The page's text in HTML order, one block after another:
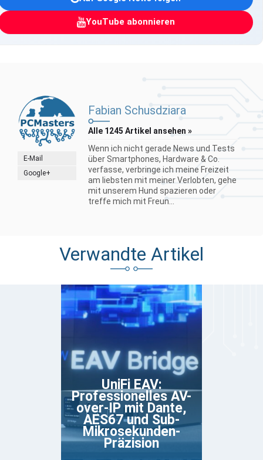
YouTube abonnieren
E-Mail
Google+
Fabian Schusdziara
Alle 1245 Artikel ansehen »
Wenn ich nicht gerade News und Tests
über Smartphones, Hardware & Co.
verfasse, verbringe ich meine Freizeit
am liebsten mit meiner Verlobten, gehe
mit unserem Hund spazieren oder
treffe mich mit Freun...
Verwandte Artikel
UniFi EAV:
Professionelles AV-
over-IP mit Dante,
AES67 und Sub-
Mikrosekunden-
Präzision